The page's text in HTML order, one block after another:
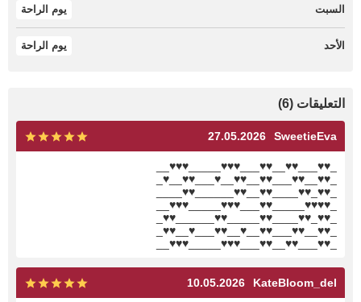
السبت يوم الراحة
الأحد يوم الراحة
التعليقات (6)
SweetieEva
27.05.2026
_♥♥___♥♥__♥♥___♥♥♥_____♥♥♥__
_♥♥__♥♥___♥♥__♥♥__♥___♥♥__♥_
_♥♥_♥♥____♥♥__♥♥______♥♥____
_♥♥♥♥_____♥♥___♥♥♥_____♥♥♥__
_♥♥_♥♥____♥♥_____♥♥______♥♥_
_♥♥__♥♥___♥♥__♥__♥♥___♥__♥♥_
_♥♥___♥♥__♥♥___♥♥♥_____♥♥♥__
KateBloom_del
10.05.2026